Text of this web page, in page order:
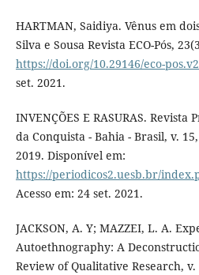
HARTMAN, Saidiya. Vênus em
Silva e Sousa Revista ECO-Pós,
https://doi.org/10.29146/eco-
set. 2021.
INVENÇÕES E RASURAS.
da Conquista - Bahia - Brasil, v.
2019. Disponível em:
https://periodicos2.uesb.br/
Acesso em: 24 set. 2021.
JACKSON, A. Y; MAZZEI, L. A.
Autoethnography: A
Review of Qualitative Research,